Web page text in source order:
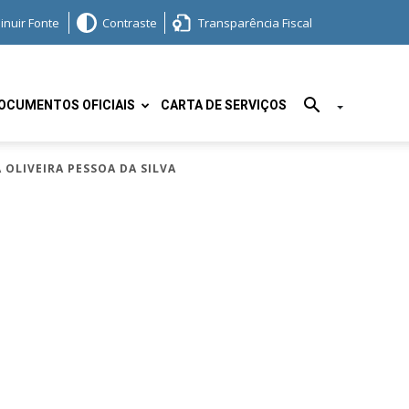
Fonte Contraste Transparência Fiscal
OFICIAIS CARTA DE SERVIÇOS
PESSOA DA SILVA